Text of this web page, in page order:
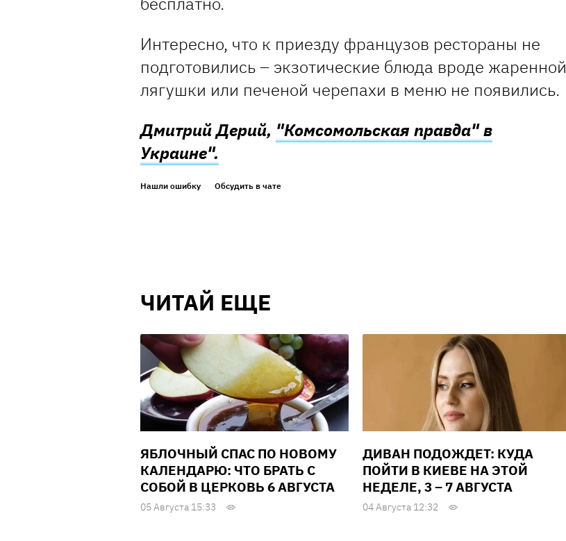
Интересно, что к приезду французов рестораны не
подготовились – экзотические блюда вроде жаренной
лягушки или печеной черепахи в меню не появились.
Дмитрий Дерий, "Комсомольская правда" в
Украине".
Нашли ошибку Обсудить в чате
ЧИТАЙ ЕЩЕ
ЯБЛОЧНЫЙ СПАС ПО НОВОМУ
КАЛЕНДАРЮ: ЧТО БРАТЬ С
СОБОЙ В ЦЕРКОВЬ 6 АВГУСТА
05 Августа 15:33
ДИВАН ПОДОЖДЕТ: КУДА
ПОЙТИ В КИЕВЕ НА ЭТОЙ
НЕДЕЛЕ, 3 – 7 АВГУСТА
04 Августа 12:32